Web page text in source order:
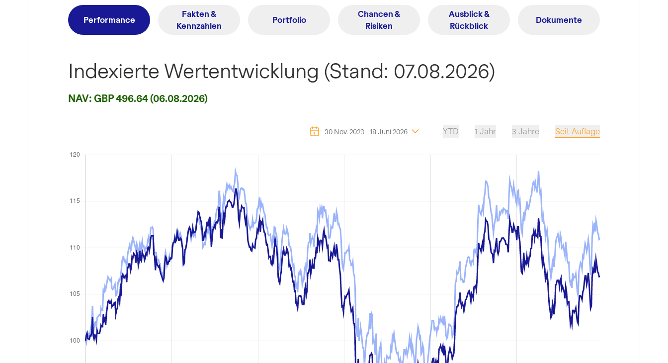
Performance
Fakten &
Kennzahlen
Portfolio
Chancen &
Risiken
Ausblick &
Rückblick
Dokumente
Indexierte Wertentwicklung (Stand: 07.08.2026)
NAV: GBP 496.64 (06.08.2026)
30 Nov. 2023 -18 Juni 2026 YTD 1 Jahr 3 Jahre Seit Auflage